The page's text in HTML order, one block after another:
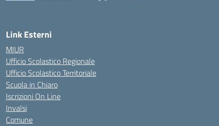
Link Esterni
MIUR
Ufficio Scolastico Regionale
Ufficio Scolastico Territoriale
Scuola in Chiaro
Iscrizioni On Line
Invalsi
Comune